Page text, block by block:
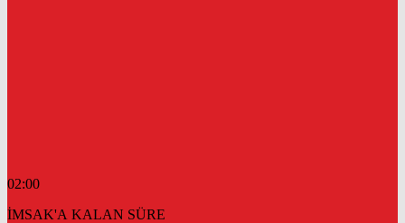
02:00
İMSAK'A KALAN SÜRE